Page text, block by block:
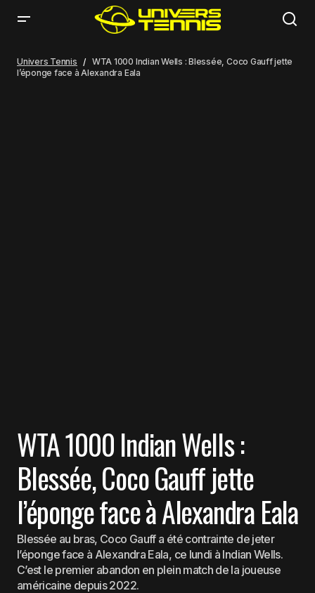
Alexandra Eala
Univers Tennis
WTA 1000 Indian Wells : Blessée, Coco Gauff jette
l’éponge face à Alexandra Eala
WTA 1000 Indian Wells :
Blessée, Coco Gauff jette
l’éponge face à Alexandra Eala
Blessée au bras, Coco Gauff a été contrainte de jeter
l’éponge face à Alexandra Eala, ce lundi à Indian Wells.
C’est le premier abandon en plein match de la joueuse
américaine depuis 2022.